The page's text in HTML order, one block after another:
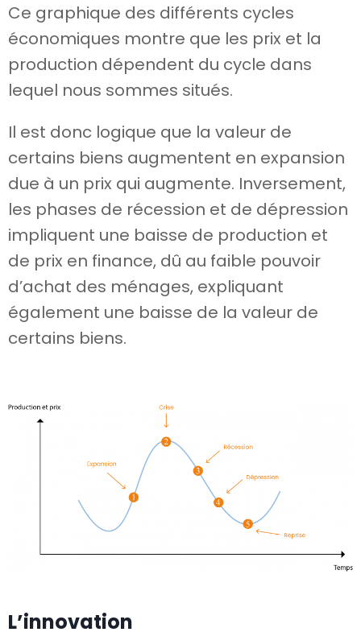
Ce graphique des différents cycles
économiques montre que les prix et la
production dépendent du cycle dans
lequel nous sommes situés.
Il est donc logique que la valeur de
certains biens augmentent en expansion
due à un prix qui augmente. Inversement,
les phases de récession et de dépression
impliquent une baisse de production et
de prix en finance, dû au faible pouvoir
d’achat des ménages, expliquant
également une baisse de la valeur de
certains biens.
L’innovation